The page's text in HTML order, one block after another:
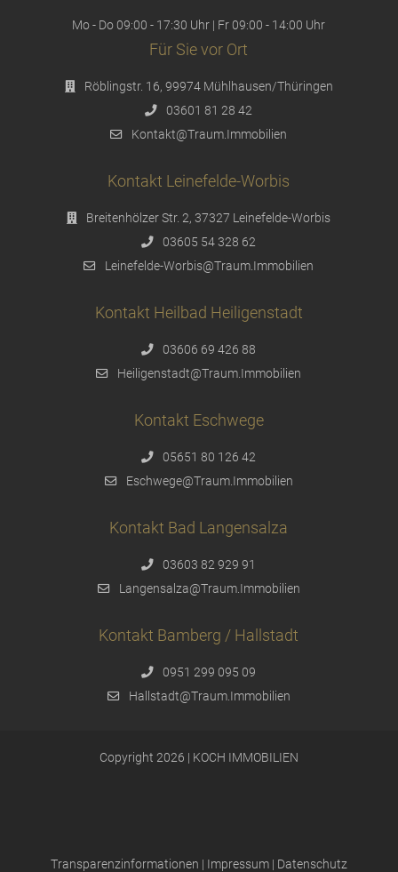
Mo - Do 09:00 - 17:30 Uhr | Fr 09:00 - 14:00 Uhr
Für Sie vor Ort
Röblingstr. 16, 99974 Mühlhausen/Thüringen
03601 81 28 42
Kontakt@Traum.Immobilien
Kontakt Leinefelde-Worbis
Breitenhölzer Str. 2, 37327 Leinefelde-Worbis
03605 54 328 62
Leinefelde-Worbis@Traum.Immobilien
Kontakt Heilbad Heiligenstadt
03606 69 426 88
Heiligenstadt@Traum.Immobilien
Kontakt Eschwege
05651 80 126 42
Eschwege@Traum.Immobilien
Kontakt Bad Langensalza
03603 82 929 91
Langensalza@Traum.Immobilien
Kontakt Bamberg / Hallstadt
0951 299 095 09
Hallstadt@Traum.Immobilien
Copyright 2026 | KOCH IMMOBILIEN
Transparenzinformationen | Impressum | Datenschutz